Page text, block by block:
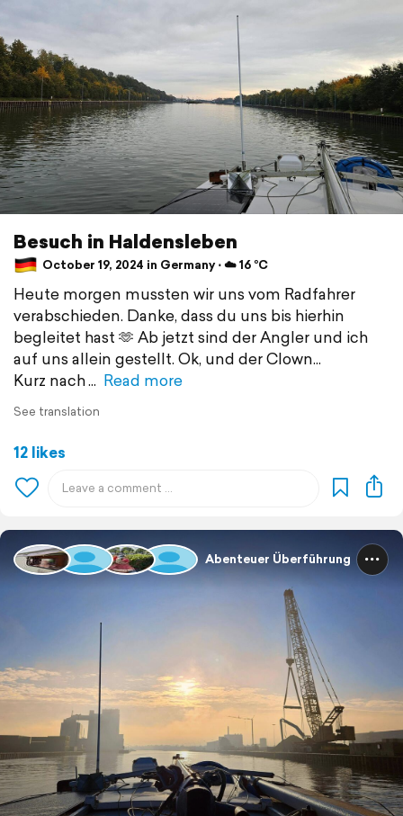
Besuch in Haldensleben
October 19, 2024 in Germany ⋅ ☁️ 16 °C
Heute morgen mussten wir uns vom Radfahrer
verabschieden. Danke, dass du uns bis hierhin
begleitet hast 🫶 Ab jetzt sind der Angler und ich
auf uns allein gestellt. Ok, und der Clown...
Kurz nach
Read more
See translation
12 likes
Abenteuer Überführung